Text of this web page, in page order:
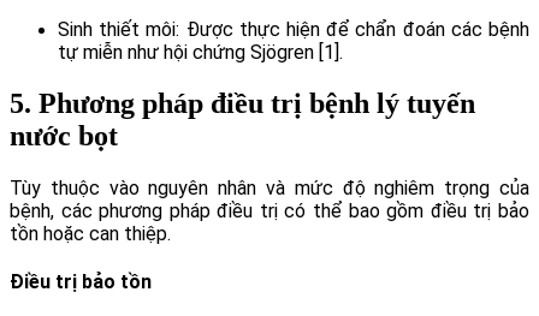
Sinh thiết môi: Được thực hiện để chẩn đoán các bệnh
tự miễn như hội chứng Sjögren [1].
5. Phương pháp điều trị bệnh lý tuyến
nước bọt
Tùy thuộc vào nguyên nhân và mức độ nghiêm trọng của
bệnh, các phương pháp điều trị có thể bao gồm điều trị bảo
tồn hoặc can thiệp.
Điều trị bảo tồn